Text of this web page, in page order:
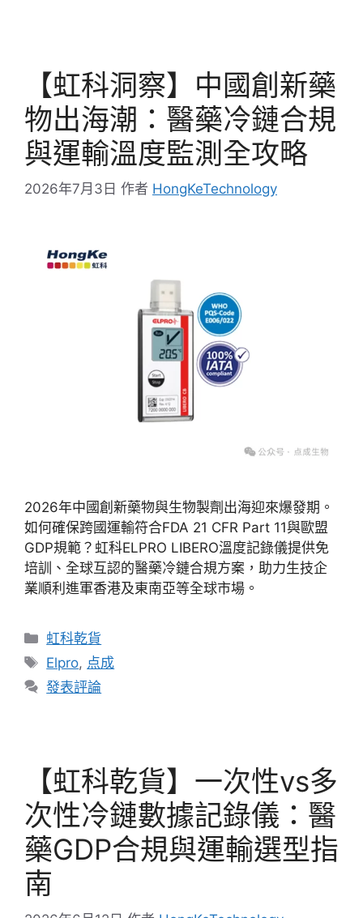
【虹科洞察】中國創新藥
物出海潮：醫藥冷鏈合規
與運輸溫度監測全攻略
2026年7月3日 作者 HongKeTechnology
2026年中國創新藥物與生物製劑出海迎來爆發期。
如何確保跨國運輸符合FDA 21 CFR Part 11與歐盟
GDP規範？虹科ELPRO LIBERO溫度記錄儀提供免
培訓、全球互認的醫藥冷鏈合規方案，助力生技企
業順利進軍香港及東南亞等全球市場。
虹科乾貨
Elpro, 点成
發表評論
【虹科乾貨】一次性vs多
次性冷鏈數據記錄儀：醫
藥GDP合規與運輸選型指
南